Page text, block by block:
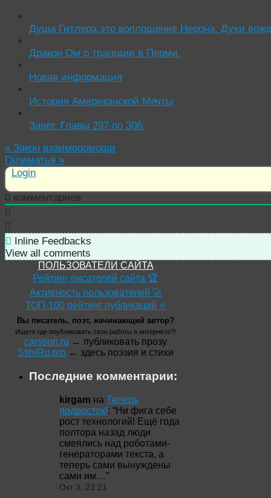
Душа Гитлера это воплощение Нерона. Духи
Дракон Ом о трагедии в Перми.
Новая информация
История Американской Мечты
Завет. Главы 297 по 306.
« Закон взаимопомощи
Галиматья »
Login
0 комментариев
Inline Feedbacks
View all comments
ПОЛЬЗОВАТЕЛИ САЙТА
Рейтинг писателей сайта 🏆
Активность пользователей 🚀
ТОП-100 рейтинг публикаций ⭐
Вы писатель, поэт, начинающий автор?
Ищете где опубликовать свои работы в интернете?!
carsson.ru ← публиковать прозу
StihiRu.pro ← здесь поэзия и стихи
Последние комментарии:
kirgam на Теперь
подросток!: “Ни фига себе
рост технологий! Ещё года
полтора назад люди
смеялись над роботами-
генераторами текста, а
теперь сами вынуждены
сами им…”
Окт 3, 23:21